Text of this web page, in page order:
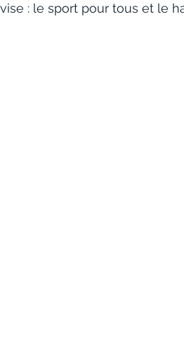
: le sport pour tous et le